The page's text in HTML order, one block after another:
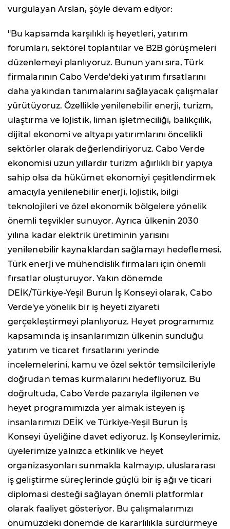
vurgulayan Arslan, şöyle devam ediyor:
"Bu kapsamda karşılıklı iş heyetleri, yatırım
forumları, sektörel toplantılar ve B2B görüşmeleri
düzenlemeyi planlıyoruz. Bunun yanı sıra, Türk
firmalarının Cabo Verde'deki yatırım fırsatlarını
daha yakından tanımalarını sağlayacak çalışmalar
yürütüyoruz. Özellikle yenilenebilir enerji, turizm,
ulaştırma ve lojistik, liman işletmeciliği, balıkçılık,
dijital ekonomi ve altyapı yatırımlarını öncelikli
sektörler olarak değerlendiriyoruz. Cabo Verde
ekonomisi uzun yıllardır turizm ağırlıklı bir yapıya
sahip olsa da hükümet ekonomiyi çeşitlendirmek
amacıyla yenilenebilir enerji, lojistik, bilgi
teknolojileri ve özel ekonomik bölgelere yönelik
önemli teşvikler sunuyor. Ayrıca ülkenin 2030
yılına kadar elektrik üretiminin yarısını
yenilenebilir kaynaklardan sağlamayı hedeflemesi,
Türk enerji ve mühendislik firmaları için önemli
fırsatlar oluşturuyor. Yakın dönemde
DEİK/Türkiye-Yeşil Burun İş Konseyi olarak, Cabo
Verde'ye yönelik bir iş heyeti ziyareti
gerçekleştirmeyi planlıyoruz. Heyet programımız
kapsamında iş insanlarımızın ülkenin sunduğu
yatırım ve ticaret fırsatlarını yerinde
incelemelerini, kamu ve özel sektör temsilcileriyle
doğrudan temas kurmalarını hedefliyoruz. Bu
doğrultuda, Cabo Verde pazarıyla ilgilenen ve
heyet programımızda yer almak isteyen iş
insanlarımızı DEİK ve Türkiye-Yeşil Burun İş
Konseyi üyeliğine davet ediyoruz. İş Konseylerimiz,
üyelerimize yalnızca etkinlik ve heyet
organizasyonları sunmakla kalmayıp, uluslararası
iş geliştirme süreçlerinde güçlü bir iş ağı ve ticari
diplomasi desteği sağlayan önemli platformlar
olarak faaliyet gösteriyor. Bu çalışmalarımızı
önümüzdeki dönemde de kararlılıkla sürdürmeye